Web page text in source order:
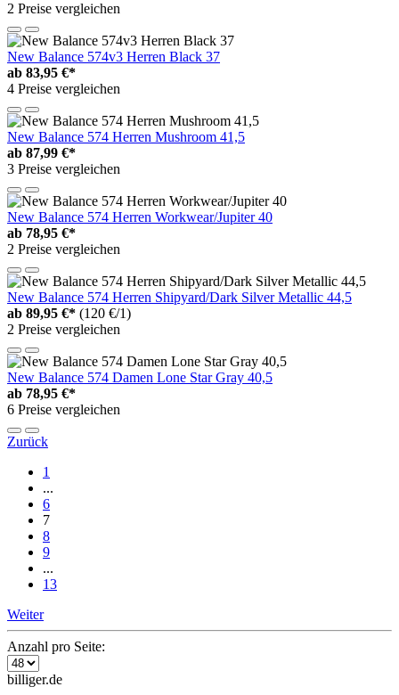
2 Preise vergleichen
New Balance 574v3 Herren Black 37
ab 83,95 €*
4 Preise vergleichen
New Balance 574 Herren Mushroom 41,5
ab 87,99 €*
3 Preise vergleichen
New Balance 574 Herren Workwear/Jupiter 40
ab 78,95 €*
2 Preise vergleichen
New Balance 574 Herren Shipyard/Dark Silver Metallic 44,5
ab 89,95 €* (120 €/1)
2 Preise vergleichen
New Balance 574 Damen Lone Star Gray 40,5
ab 78,95 €*
6 Preise vergleichen
Zurück
1
...
6
7
8
9
...
13
Weiter
Anzahl pro Seite:
billiger.de